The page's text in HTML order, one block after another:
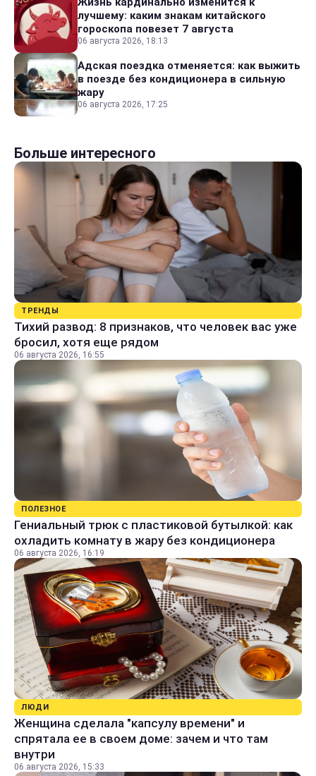
лучшему: каким знакам китайского
гороскопа повезет 7 августа
06 августа 2026, 18:13
Адская поездка отменяется: как выжить
в поезде без кондиционера в сильную
жару
06 августа 2026, 17:25
Больше интересного
ТРЕНДЫ
Тихий развод: 8 признаков, что человек вас уже
бросил, хотя еще рядом
06 августа 2026, 16:55
ПОЛЕЗНОЕ
Гениальный трюк с пластиковой бутылкой: как
охладить комнату в жару без кондиционера
06 августа 2026, 16:19
ЛЮДИ
Женщина сделала "капсулу времени" и
спрятала ее в своем доме: зачем и что там
внутри
06 августа 2026, 15:33